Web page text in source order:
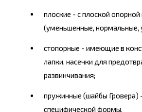
плоские - с плоской
(уменьшенные, нормальные,
стопорные - имеющие в
лапки, насечки для
развинчивания;
пружинные (шайбы Гровера)
специфической формы.